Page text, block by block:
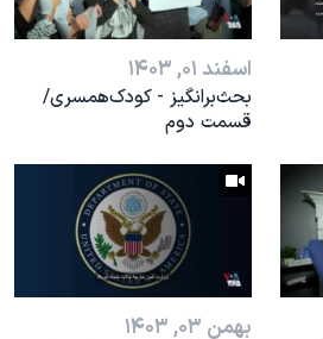
اسفند ۰۱, ۱۴۰۳
بحث‌برانگيز - کودک‌همسری/
قسمت دوم
بهمن ۰۳, ۱۴۰۳